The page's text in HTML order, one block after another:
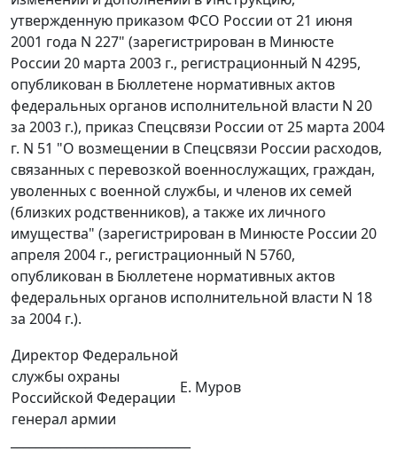
утвержденную приказом ФСО России от 21 июня
2001 года N 227" (зарегистрирован в Минюсте
России 20 марта 2003 г., регистрационный N 4295,
опубликован в Бюллетене нормативных актов
федеральных органов исполнительной власти N 20
за 2003 г.), приказ Спецсвязи России от 25 марта 2004
г. N 51 "О возмещении в Спецсвязи России расходов,
связанных с перевозкой военнослужащих, граждан,
уволенных с военной службы, и членов их семей
(близких родственников), а также их личного
имущества" (зарегистрирован в Минюсте России 20
апреля 2004 г., регистрационный N 5760,
опубликован в Бюллетене нормативных актов
федеральных органов исполнительной власти N 18
за 2004 г.).
Директор Федеральной
службы охраны
Российской Федерации
генерал армии
Е. Муров